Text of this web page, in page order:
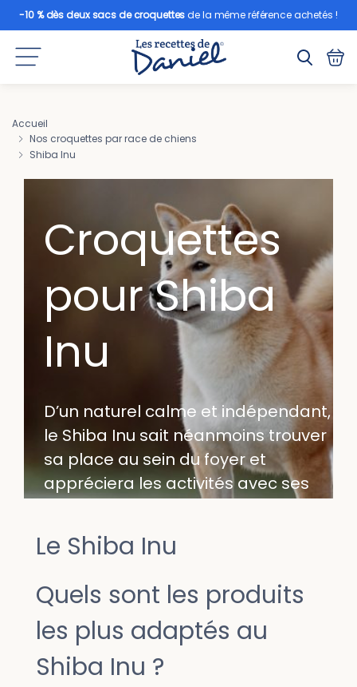
-10 % dès deux sacs de croquettesde la même référence achetés !
Accueil
Nos croquettes par race de chiens
Shiba Inu
Croquettes
pour Shiba
Inu
D’un naturel calme et indépendant,
le Shiba Inu sait néanmoins trouver
sa place au sein du foyer et
appréciera les activités avec ses
vous guide avec des croquettes
Shiba Inu et tous les indispensables
Le Shiba Inu
Quels sont les produits
les plus adaptés au
Shiba Inu ?